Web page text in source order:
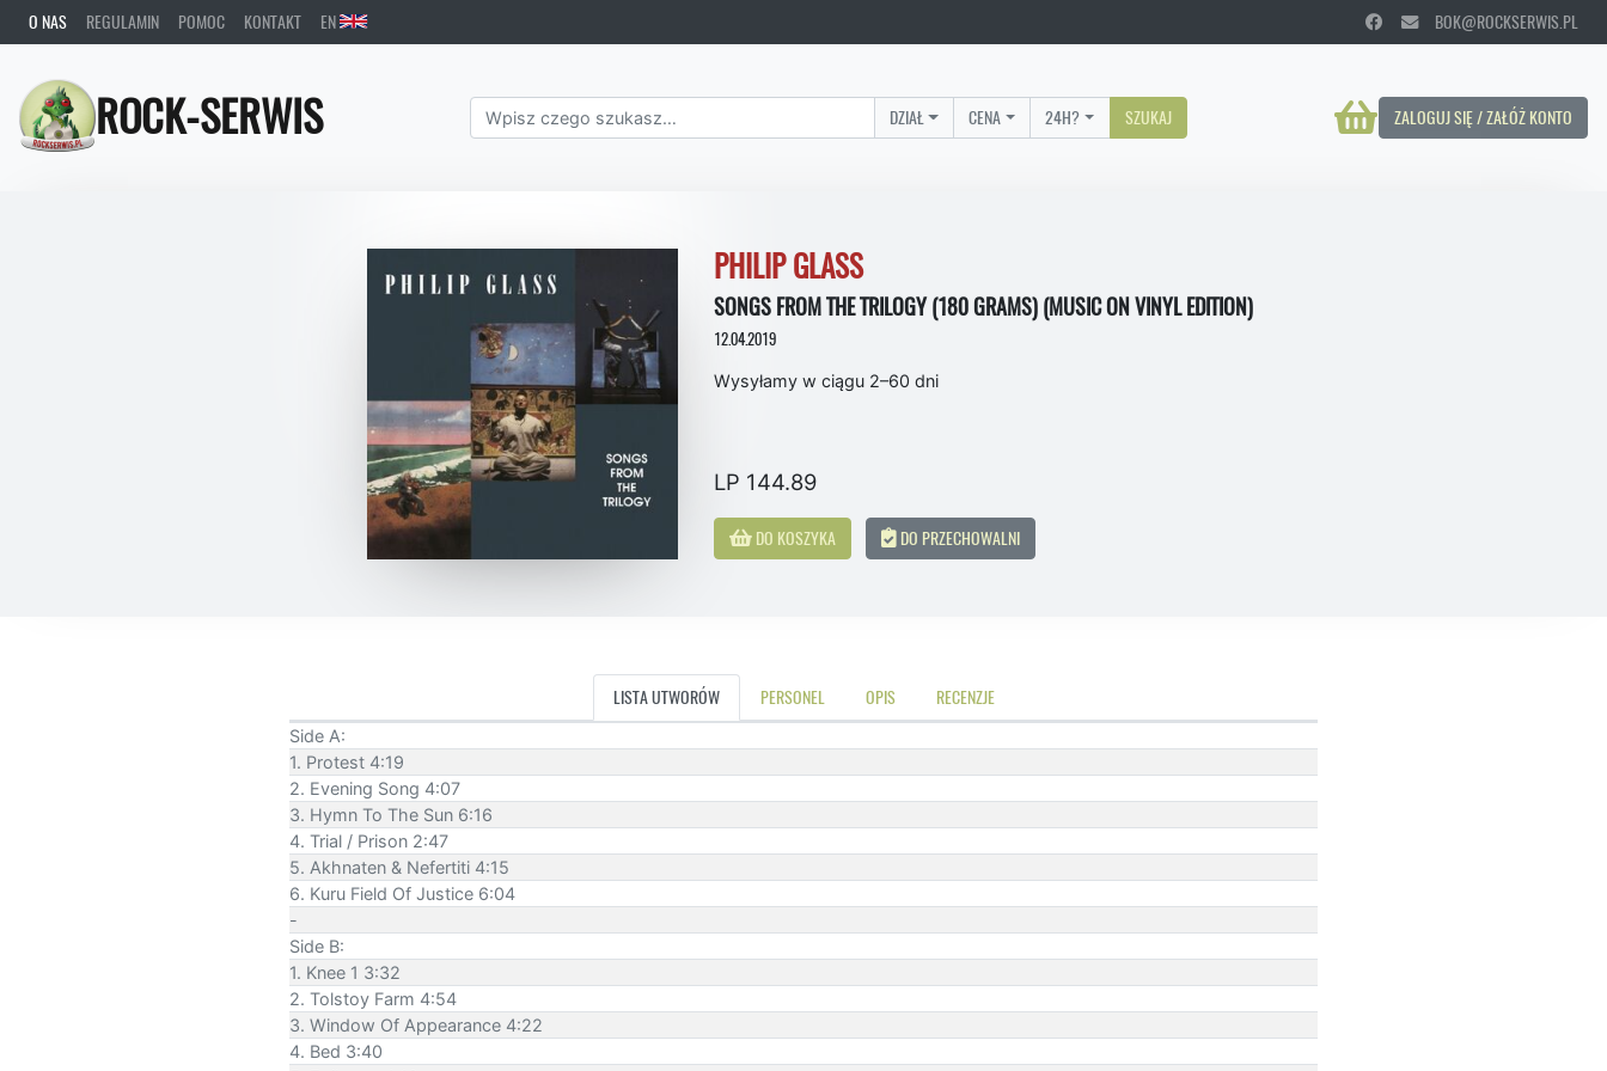
O NAS REGULAMIN POMOC KONTAKT EN BOK@ROCKSERWIS.PL
ROCK-SERWIS ZALOGUJ SIĘ / ZAŁÓŻ KONTO
DZIAŁ CENA 24H? SZUKAJ
PHILIP GLASS
SONGS FROM THE TRILOGY (180 GRAMS) (MUSIC ON VINYL EDITION)
12.04.2019
Wysyłamy w ciągu 2–60 dni
LP 144.89
DO KOSZYKA DO PRZECHOWALNI
LISTA UTWORÓW PERSONEL OPIS RECENZJE
Side A:
1. Protest 4:19
2. Evening Song 4:07
3. Hymn To The Sun 6:16
4. Trial / Prison 2:47
5. Akhnaten & Nefertiti 4:15
6. Kuru Field Of Justice 6:04
-
Side B:
1. Knee 1 3:32
2. Tolstoy Farm 4:54
3. Window Of Appearance 4:22
4. Bed 3:40